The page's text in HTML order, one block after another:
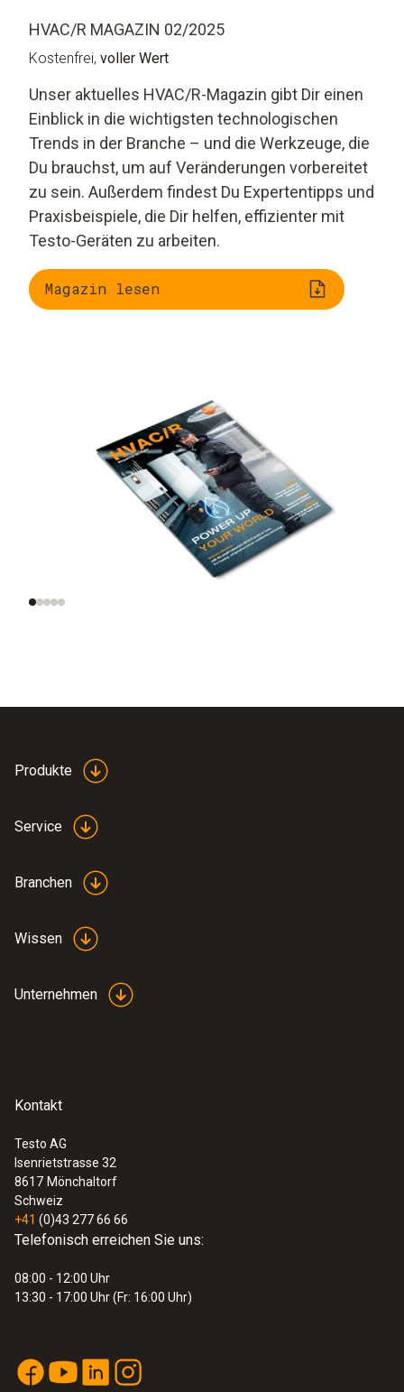
HVAC/R MAGAZIN 02/2025
Kostenfrei, voller Wert
Unser aktuelles HVAC/R-Magazin gibt Dir einen
Einblick in die wichtigsten technologischen
Trends in der Branche – und die Werkzeuge, die
Du brauchst, um auf Veränderungen vorbereitet
zu sein. Außerdem findest Du Expertentipps und
Praxisbeispiele, die Dir helfen, effizienter mit
Testo-Geräten zu arbeiten.
Magazin lesen
Trendradar: Smarte
Werkzeuge, smarte
KI und
Automatisierung auf
der Baustelle
Produkte
Service
Branchen
Wissen
Unternehmen
Kontakt
Testo AG
Isenrietstrasse 32
8617 Mönchaltorf
Schweiz
+41 (0)43 277 66 66
Telefonisch erreichen Sie uns:
08:00 - 12:00 Uhr
13:30 - 17:00 Uhr (Fr: 16:00 Uhr)